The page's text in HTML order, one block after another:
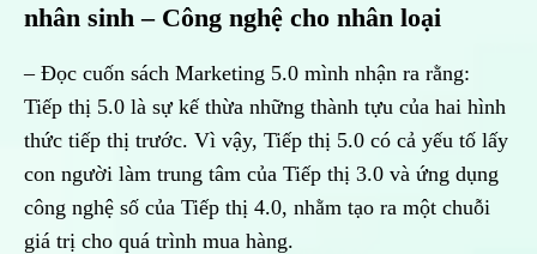
nhân sinh – Công nghệ cho nhân loại
– Đọc cuốn sách Marketing 5.0 mình nhận ra rằng:
Tiếp thị 5.0 là sự kế thừa những thành tựu của hai hình
thức tiếp thị trước. Vì vậy, Tiếp thị 5.0 có cả yếu tố lấy
con người làm trung tâm của Tiếp thị 3.0 và ứng dụng
công nghệ số của Tiếp thị 4.0, nhằm tạo ra một chuỗi
giá trị cho quá trình mua hàng.